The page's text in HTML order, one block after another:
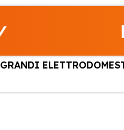
GRANDI